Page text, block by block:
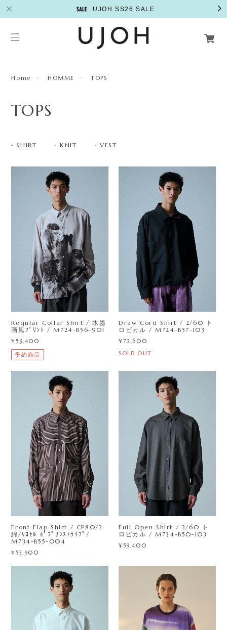
UJOH SS26 SALE
Home HOMME TOPS
TOPS
SHIRT KNIT VEST
Regular Collar Shirt / 水墨
画風ﾌﾟﾘﾝﾄ / M724-B56-901
¥59,400
予約商品
Draw Cord Shirt / 2/60 ト
ロピカル / M724-B57-103
¥72,600
SOLD OUT
Front Flap Shirt / CP80/2
綿/ﾘﾖｾﾙ ﾎﾟﾌﾟﾘﾝｽﾄﾗｲﾌﾟ/
M734-B55-004
¥53,900
Full Open Shirt / 2/60 ト
ロピカル / M734-B50-103
¥59,400